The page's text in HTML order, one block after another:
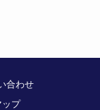
合わせ
ップ